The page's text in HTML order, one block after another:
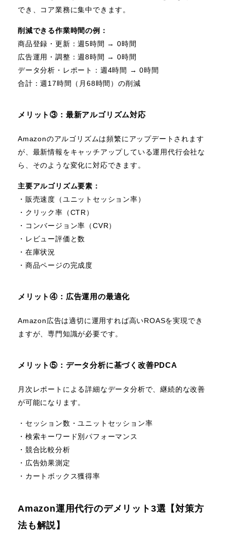
でき、コア業務に集中できます。
削減できる作業時間の例：
商品登録・更新：週5時間 → 0時間
広告運用・調整：週8時間 → 0時間
データ分析・レポート：週4時間 → 0時間
合計：週17時間（月68時間）の削減
メリット③：最新アルゴリズム対応
Amazonのアルゴリズムは頻繁にアップデートされます
が、最新情報をキャッチアップしている運用代行会社な
ら、そのような変化に対応できます。
主要アルゴリズム要素：
・販売速度（ユニットセッション率）
・クリック率（CTR）
・コンバージョン率（CVR）
・レビュー評価と数
・在庫状況
・商品ページの完成度
メリット④：広告運用の最適化
Amazon広告は適切に運用すれば高いROASを実現でき
ますが、専門知識が必要です。
メリット⑤：データ分析に基づく改善PDCA
月次レポートによる詳細なデータ分析で、継続的な改善
が可能になります。
・セッション数・ユニットセッション率
・検索キーワード別パフォーマンス
・競合比較分析
・広告効果測定
・カートボックス獲得率
Amazon運用代行のデメリット3選【対策方
法も解説】